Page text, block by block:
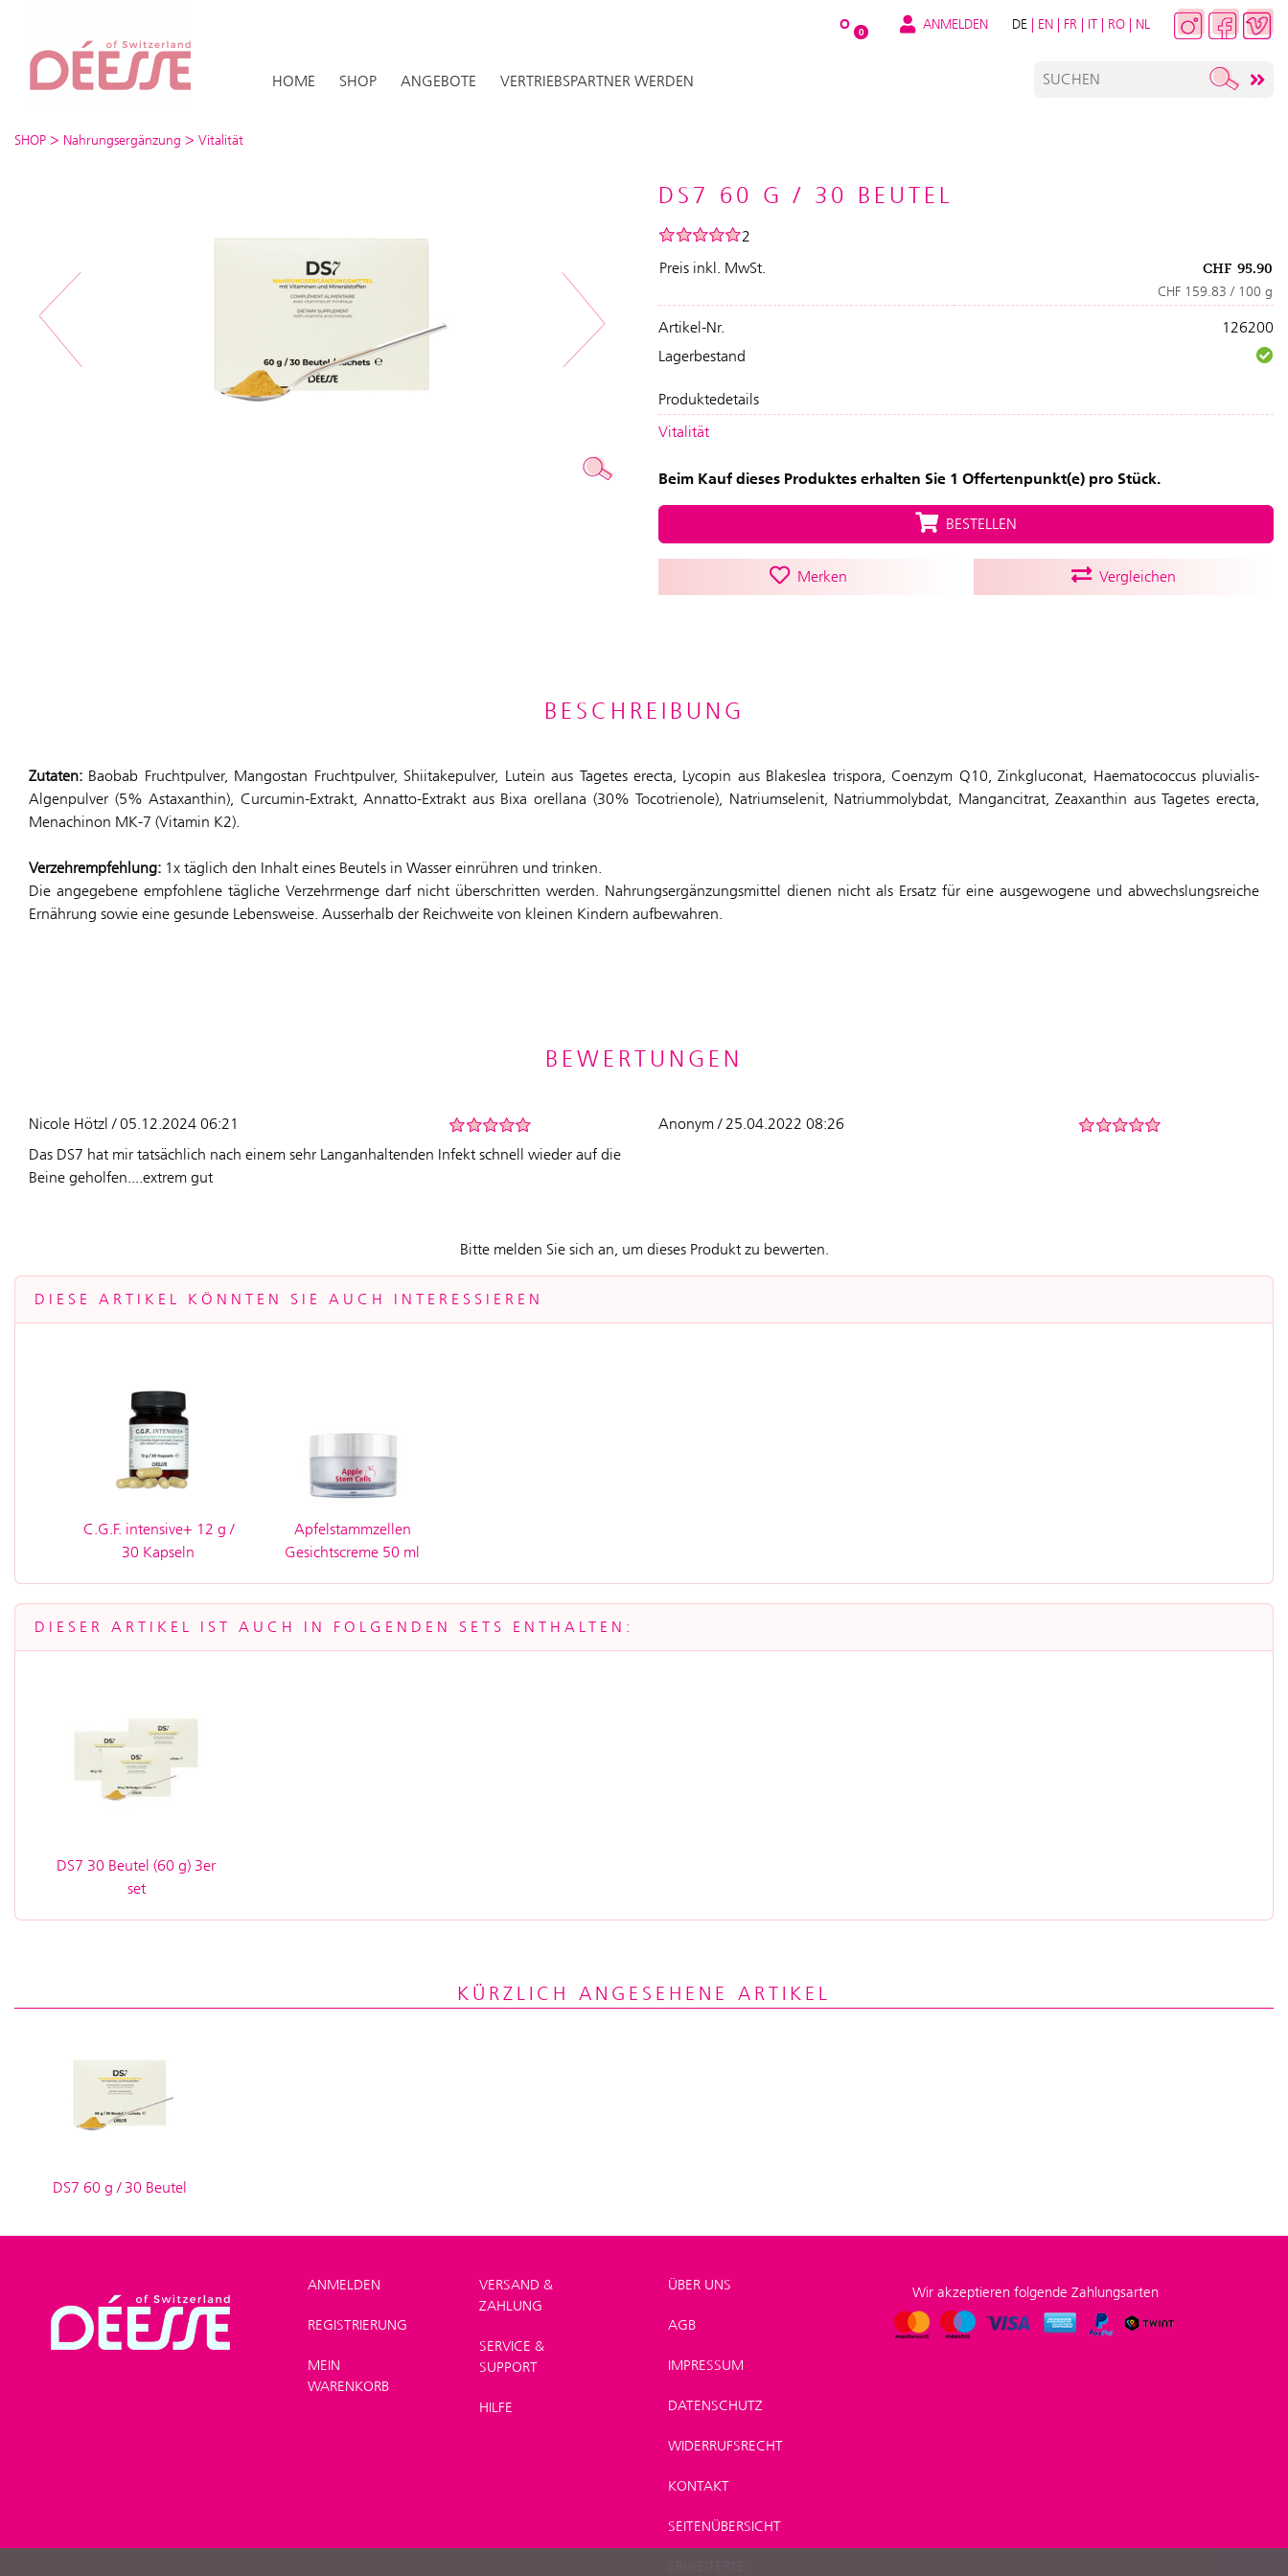
O 0 ANMELDEN DE | EN | FR | IT | RO | NL
HOME SHOP ANGEBOTE VERTRIEBSPARTNER WERDEN
SHOP > Nahrungsergänzung > Vitalität
Next
DS7 60 G / 30 BEUTEL
2
Preis inkl. MwSt.
CHF 95.90
CHF 159.83 / 100 g
Artikel-Nr.
126200
Lagerbestand
Produktedetails
Vitalität
Beim Kauf dieses Produktes erhalten Sie 1 Offertenpunkt(e) pro Stück.
BESTELLEN
Merken Vergleichen
BESCHREIBUNG
Zutaten: Baobab Fruchtpulver, Mangostan Fruchtpulver, Shiitakepulver, Lutein aus Tagetes erecta, Lycopin aus Blakeslea trispora, Coenzym Q10, Zinkgluconat, Haematococcus pluvialis-
Algenpulver (5% Astaxanthin), Curcumin-Extrakt, Annatto-Extrakt aus Bixa orellana (30% Tocotrienole), Natriumselenit, Natriummolybdat, Mangancitrat, Zeaxanthin aus Tagetes erecta,
Menachinon MK-7 (Vitamin K2).
Verzehrempfehlung: 1x täglich den Inhalt eines Beutels in Wasser einrühren und trinken.
Die angegebene empfohlene tägliche Verzehrmenge darf nicht überschritten werden. Nahrungsergänzungsmittel dienen nicht als Ersatz für eine ausgewogene und abwechslungsreiche
Ernährung sowie eine gesunde Lebensweise. Ausserhalb der Reichweite von kleinen Kindern aufbewahren.
BEWERTUNGEN
Nicole Hötzl / 05.12.2024 06:21
Das DS7 hat mir tatsächlich nach einem sehr Langanhaltenden Infekt schnell wieder auf die
Beine geholfen....extrem gut
Anonym / 25.04.2022 08:26
Bitte melden Sie sich an, um dieses Produkt zu bewerten.
DIESE ARTIKEL KÖNNTEN SIE AUCH INTERESSIEREN
C.G.F. intensive+ 12 g /
30 Kapseln
Apfelstammzellen
Gesichtscreme 50 ml
DIESER ARTIKEL IST AUCH IN FOLGENDEN SETS ENTHALTEN:
DS7 30 Beutel (60 g) 3er
set
KÜRZLICH ANGESEHENE ARTIKEL
DS7 60 g / 30 Beutel
ANMELDEN
REGISTRIERUNG
MEIN
WARENKORB
VERSAND &
ZAHLUNG
SERVICE &
SUPPORT
HILFE
ÜBER UNS
AGB
IMPRESSUM
DATENSCHUTZ
WIDERRUFSRECHT
KONTAKT
SEITENÜBERSICHT
Wir akzeptieren folgende Zahlungsarten